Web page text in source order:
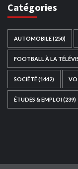
Catégories
AUTOMOBILE(250)
FOOTBALL À LA
SOCIÉTÉ(1442)
ÉTUDES & EMPLOI(239)